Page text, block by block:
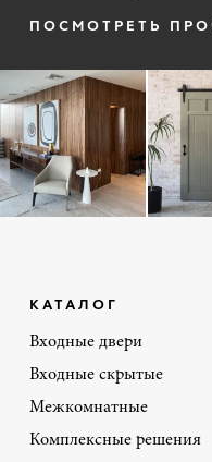
ПОСМОТРЕТЬ
КАТАЛОГ
Входные двери
Входные скрытые
Межкомнатные
Комплексные решения